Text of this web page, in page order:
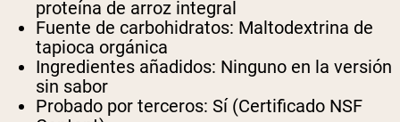
proteína de arroz integral
Fuente de carbohidratos: Maltodextrina de
tapioca orgánica
Ingredientes añadidos: Ninguno en la versión
sin sabor
Probado por terceros: Sí (Certificado NSF